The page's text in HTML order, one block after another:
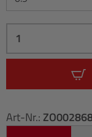
Art-Nr.: